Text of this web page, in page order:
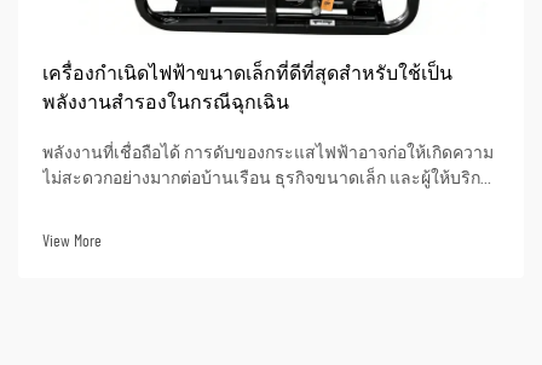
เครื่องกำเนิดไฟฟ้าขนาดเล็กที่ดีที่สุดสำหรับใช้เป็น
พลังงานสำรองในกรณีฉุกเฉิน
พลังงานที่เชื่อถือได้ การดับของกระแสไฟฟ้าอาจก่อให้เกิดความ
ไม่สะดวกอย่างมากต่อบ้านเรือน ธุรกิจขนาดเล็ก และผู้ให้บริการ
View More